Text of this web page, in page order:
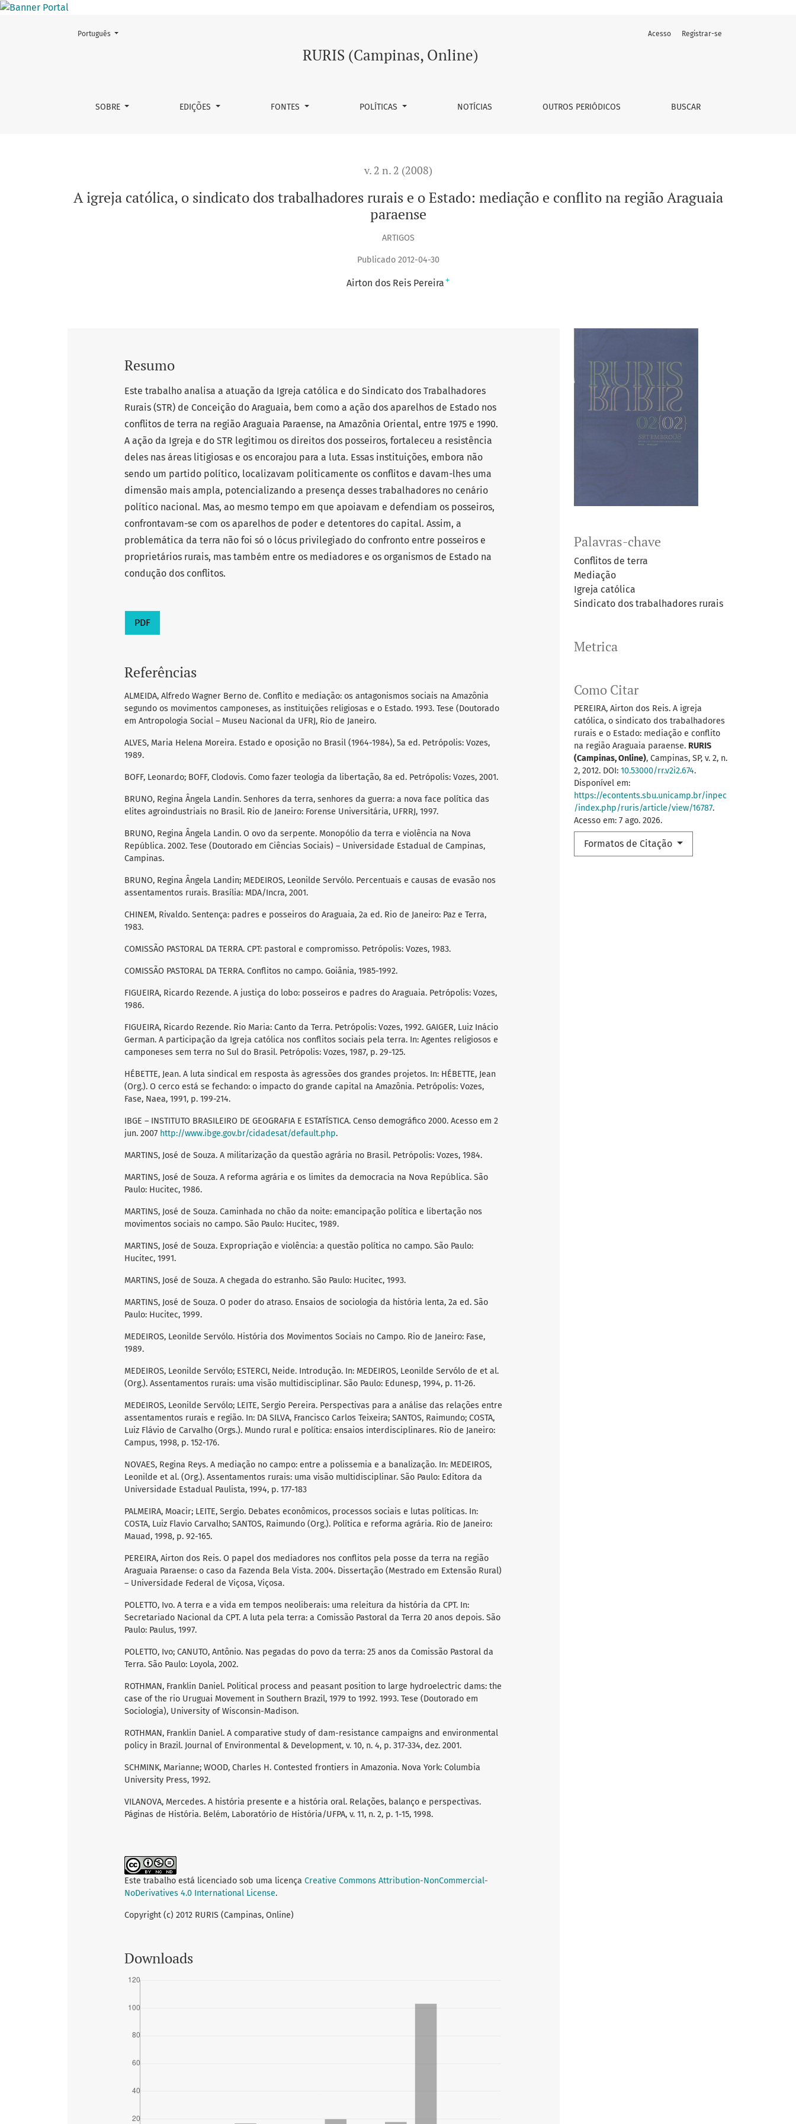
A igreja católica, o sindicato dos trabalhadores rurais e o Estado: mediação e conflito na região Araguaia paraense
RURIS (Campinas, Online)
SOBRE EDIÇÕES FONTES POLÍTICAS NOTÍCIAS OUTROS PERIÓDICOS BUSCAR
Acesso Registrar-se
Mudar o idioma. O atual é:
Português
v. 2 n. 2 (2008)
A igreja católica, o sindicato dos trabalhadores rurais e o Estado: mediação e conflito na região Araguaia
paraense
ARTIGOS
Publicado 2012-04-30
Airton dos Reis Pereira +
Palavras-chave
Conflitos de terra
Mediação
Igreja católica
Sindicato dos trabalhadores rurais
Metrica
Como Citar
PEREIRA, Airton dos Reis. A igreja
católica, o sindicato dos trabalhadores
rurais e o Estado: mediação e conflito
na região Araguaia paraense. RURIS
(Campinas, Online), Campinas, SP, v. 2, n.
2, 2012. DOI: 10.53000/rr.v2i2.674.
Disponível em:
https://econtents.sbu.unicamp.br/inpec
/index.php/ruris/article/view/16787.
Acesso em: 7 ago. 2026.
Formatos de Citação
Resumo
Este trabalho analisa a atuação da Igreja católica e do Sindicato dos Trabalhadores
Rurais (STR) de Conceição do Araguaia, bem como a ação dos aparelhos de Estado nos
conflitos de terra na região Araguaia Paraense, na Amazônia Oriental, entre 1975 e 1990.
A ação da Igreja e do STR legitimou os direitos dos posseiros, fortaleceu a resistência
deles nas áreas litigiosas e os encorajou para a luta. Essas instituições, embora não
sendo um partido político, localizavam politicamente os conflitos e davam-lhes uma
dimensão mais ampla, potencializando a presença desses trabalhadores no cenário
político nacional. Mas, ao mesmo tempo em que apoiavam e defendiam os posseiros,
confrontavam-se com os aparelhos de poder e detentores do capital. Assim, a
problemática da terra não foi só o lócus privilegiado do confronto entre posseiros e
proprietários rurais, mas também entre os mediadores e os organismos de Estado na
condução dos conflitos.
PDF
Referências
ALMEIDA, Alfredo Wagner Berno de. Conflito e mediação: os antagonismos sociais na Amazônia
segundo os movimentos camponeses, as instituições religiosas e o Estado. 1993. Tese (Doutorado
em Antropologia Social – Museu Nacional da UFRJ, Rio de Janeiro.
ALVES, Maria Helena Moreira. Estado e oposição no Brasil (1964-1984), 5a ed. Petrópolis: Vozes,
1989.
BOFF, Leonardo; BOFF, Clodovis. Como fazer teologia da libertação, 8a ed. Petrópolis: Vozes, 2001.
BRUNO, Regina Ângela Landin. Senhores da terra, senhores da guerra: a nova face política das
elites agroindustriais no Brasil. Rio de Janeiro: Forense Universitária, UFRRJ, 1997.
BRUNO, Regina Ângela Landin. O ovo da serpente. Monopólio da terra e violência na Nova
República. 2002. Tese (Doutorado em Ciências Sociais) – Universidade Estadual de Campinas,
Campinas.
BRUNO, Regina Ângela Landin; MEDEIROS, Leonilde Servólo. Percentuais e causas de evasão nos
assentamentos rurais. Brasília: MDA/Incra, 2001.
CHINEM, Rivaldo. Sentença: padres e posseiros do Araguaia, 2a ed. Rio de Janeiro: Paz e Terra,
1983.
COMISSÃO PASTORAL DA TERRA. CPT: pastoral e compromisso. Petrópolis: Vozes, 1983.
COMISSÃO PASTORAL DA TERRA. Conflitos no campo. Goiânia, 1985-1992.
FIGUEIRA, Ricardo Rezende. A justiça do lobo: posseiros e padres do Araguaia. Petrópolis: Vozes,
1986.
FIGUEIRA, Ricardo Rezende. Rio Maria: Canto da Terra. Petrópolis: Vozes, 1992. GAIGER, Luiz Inácio
German. A participação da Igreja católica nos conflitos sociais pela terra. In: Agentes religiosos e
camponeses sem terra no Sul do Brasil. Petrópolis: Vozes, 1987, p. 29-125.
HÉBETTE, Jean. A luta sindical em resposta às agressões dos grandes projetos. In: HÉBETTE, Jean
(Org.). O cerco está se fechando: o impacto do grande capital na Amazônia. Petrópolis: Vozes,
Fase, Naea, 1991, p. 199-214.
IBGE – INSTITUTO BRASILEIRO DE GEOGRAFIA E ESTATÍSTICA. Censo demográfico 2000. Acesso em 2
jun. 2007 http://www.ibge.gov.br/cidadesat/default.php.
MARTINS, José de Souza. A militarização da questão agrária no Brasil. Petrópolis: Vozes, 1984.
MARTINS, José de Souza. A reforma agrária e os limites da democracia na Nova República. São
Paulo: Hucitec, 1986.
MARTINS, José de Souza. Caminhada no chão da noite: emancipação política e libertação nos
movimentos sociais no campo. São Paulo: Hucitec, 1989.
MARTINS, José de Souza. Expropriação e violência: a questão política no campo. São Paulo:
Hucitec, 1991.
MARTINS, José de Souza. A chegada do estranho. São Paulo: Hucitec, 1993.
MARTINS, José de Souza. O poder do atraso. Ensaios de sociologia da história lenta, 2a ed. São
Paulo: Hucitec, 1999.
MEDEIROS, Leonilde Servólo. História dos Movimentos Sociais no Campo. Rio de Janeiro: Fase,
1989.
MEDEIROS, Leonilde Servólo; ESTERCI, Neide. Introdução. In: MEDEIROS, Leonilde Servólo de et al.
(Org.). Assentamentos rurais: uma visão multidisciplinar. São Paulo: Edunesp, 1994, p. 11-26.
MEDEIROS, Leonilde Servólo; LEITE, Sergio Pereira. Perspectivas para a análise das relações entre
assentamentos rurais e região. In: DA SILVA, Francisco Carlos Teixeira; SANTOS, Raimundo; COSTA,
Luiz Flávio de Carvalho (Orgs.). Mundo rural e política: ensaios interdisciplinares. Rio de Janeiro:
Campus, 1998, p. 152-176.
NOVAES, Regina Reys. A mediação no campo: entre a polissemia e a banalização. In: MEDEIROS,
Leonilde et al. (Org.). Assentamentos rurais: uma visão multidisciplinar. São Paulo: Editora da
Universidade Estadual Paulista, 1994, p. 177-183
PALMEIRA, Moacir; LEITE, Sergio. Debates econômicos, processos sociais e lutas políticas. In:
COSTA, Luiz Flavio Carvalho; SANTOS, Raimundo (Org.). Política e reforma agrária. Rio de Janeiro:
Mauad, 1998, p. 92-165.
PEREIRA, Airton dos Reis. O papel dos mediadores nos conflitos pela posse da terra na região
Araguaia Paraense: o caso da Fazenda Bela Vista. 2004. Dissertação (Mestrado em Extensão Rural)
– Universidade Federal de Viçosa, Viçosa.
POLETTO, Ivo. A terra e a vida em tempos neoliberais: uma releitura da história da CPT. In:
Secretariado Nacional da CPT. A luta pela terra: a Comissão Pastoral da Terra 20 anos depois. São
Paulo: Paulus, 1997.
POLETTO, Ivo; CANUTO, Antônio. Nas pegadas do povo da terra: 25 anos da Comissão Pastoral da
Terra. São Paulo: Loyola, 2002.
ROTHMAN, Franklin Daniel. Political process and peasant position to large hydroelectric dams: the
case of the rio Uruguai Movement in Southern Brazil, 1979 to 1992. 1993. Tese (Doutorado em
Sociologia), University of Wisconsin-Madison.
ROTHMAN, Franklin Daniel. A comparative study of dam-resistance campaigns and environmental
policy in Brazil. Journal of Environmental & Development, v. 10, n. 4, p. 317-334, dez. 2001.
SCHMINK, Marianne; WOOD, Charles H. Contested frontiers in Amazonia. Nova York: Columbia
University Press, 1992.
VILANOVA, Mercedes. A história presente e a história oral. Relações, balanço e perspectivas.
Páginas de História. Belém, Laboratório de História/UFPA, v. 11, n. 2, p. 1-15, 1998.
Este trabalho está licenciado sob uma licença Creative Commons Attribution-NonCommercial-
NoDerivatives 4.0 International License.
Copyright (c) 2012 RURIS (Campinas, Online)
Downloads